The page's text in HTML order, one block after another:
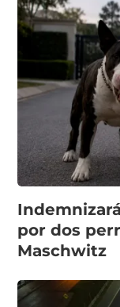
por dos
Maschwitz